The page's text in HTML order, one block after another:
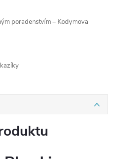
poradenstvím – Kodymova